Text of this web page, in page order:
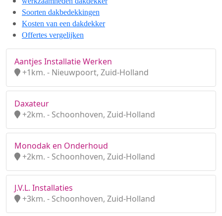
Soorten dakbedekkingen
Kosten van een dakdekker
Offertes vergelijken
Aantjes Installatie Werken
+1km. - Nieuwpoort, Zuid-Holland
Daxateur
+2km. - Schoonhoven, Zuid-Holland
Monodak en Onderhoud
+2km. - Schoonhoven, Zuid-Holland
J.V.L. Installaties
+3km. - Schoonhoven, Zuid-Holland